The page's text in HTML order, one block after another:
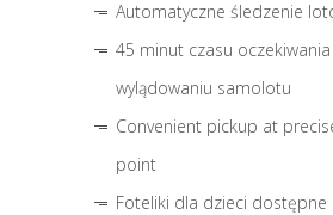
Automatyczne śledzenie
45 minut czasu
wylądowaniu samolotu
Convenient pickup at
point
Foteliki dla dzieci dostępne